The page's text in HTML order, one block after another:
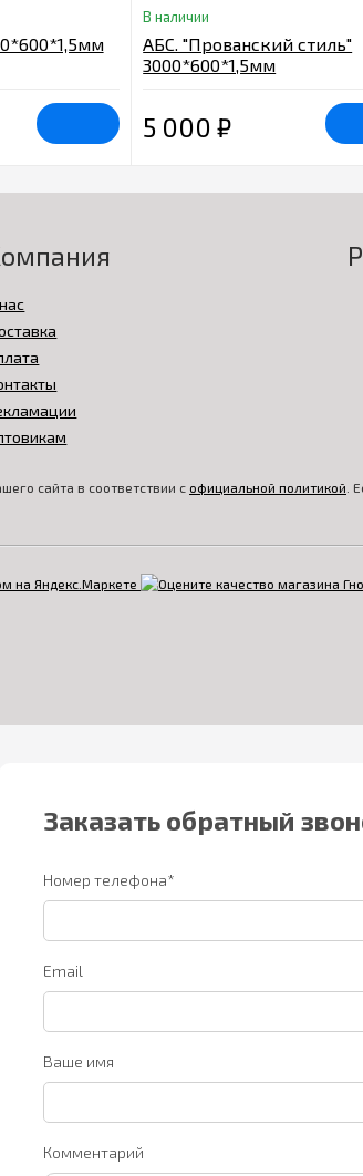
В наличии
АБС. "Прованский стиль"
3000*600*1,5мм
5 000₽
сайта в соответствии с официальной политикой .
Заказать обратный
Номер телефона*
Email
Ваше имя
Комментарий